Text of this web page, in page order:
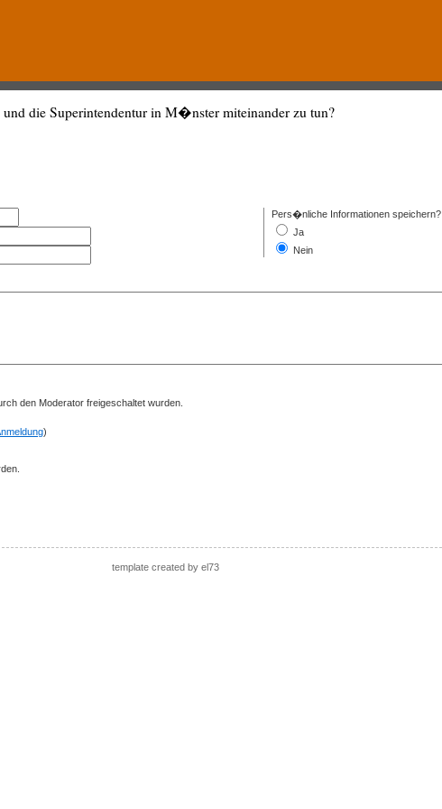
die Superintendentur in M�nster miteinander zu tun?
Pers�nliche Informationen speichern?
Ja
Nein
den Moderator freigeschaltet wurden.
)
template created by el73